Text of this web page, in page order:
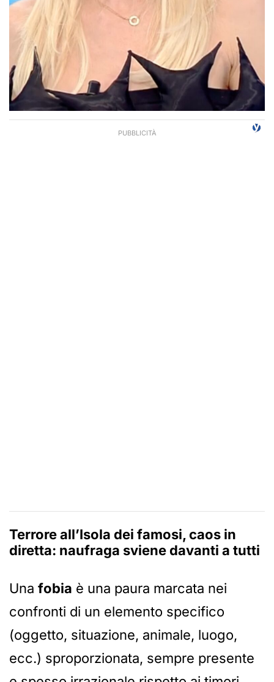
Terrore all’Isola dei famosi, caos in
diretta: naufraga sviene davanti a tutti
Una fobia è una paura marcata nei
confronti di un elemento specifico
(oggetto, situazione, animale, luogo,
ecc.) sproporzionata, sempre presente